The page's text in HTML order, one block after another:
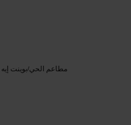
بوينت/مطاعم الحي